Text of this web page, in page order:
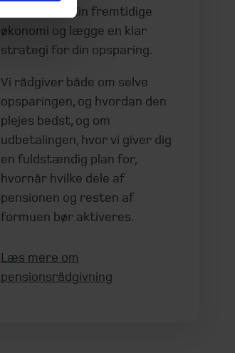
et billede af din fremtidige
økonomi og lægge en klar
strategi for din opsparing.
Vi rådgiver både om selve
opsparingen, og hvordan den
plejes bedst, og om
udbetalingen, hvor vi giver dig
en fuldstændig plan for,
hvornår hvilke dele af
pensionen og resten af
formuen bør aktiveres.
Læs mere om
pensionsrådgivning